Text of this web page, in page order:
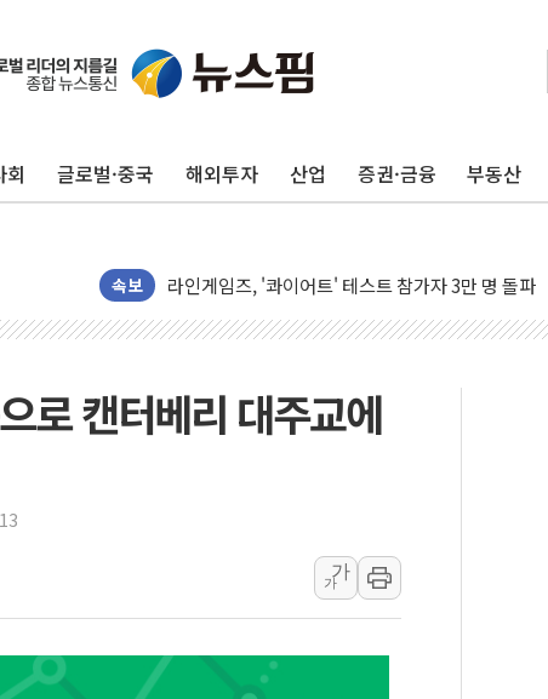
회 글로벌·중국 해외투자 산업 증권·금융 부동산
속보
[종합] 청도 흥선리 야산 산불 1시간36분만에 주불
라인게임즈, '콰이어트' 테스트 참가자 3만 명 돌파
에어로케이항공, 청주-중국 청두 노선 운항허가 취
SKT, '8월 월간 럭키 페스타' 실시...휴대폰 결제 최
LG헬로비전 '헬로모바일', 교보문고 제휴 전자책 요
삼척시, 무건리 이끼폭포 생태탐방로 출입 통제
'해병 순직 책임' 임성근 전 사단장 항소심도 징역 3년
로 캔터베리 대주교에
가
가